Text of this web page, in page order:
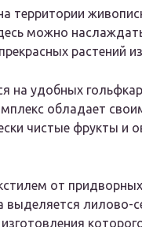
территории
можно
растений
на удобных
обладает
чистые фрукты и
от
выделяется